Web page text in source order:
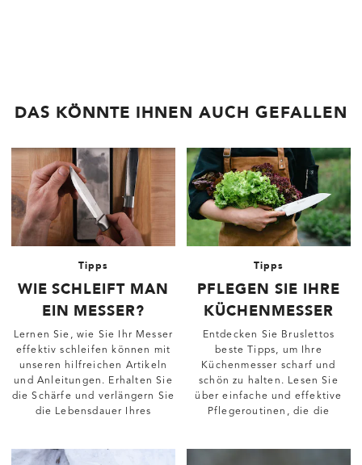
DAS KÖNNTE IHNEN AUCH GEFALLEN
Tipps
WIE SCHLEIFT MAN
EIN MESSER?
Lernen Sie, wie Sie Ihr Messer
effektiv schleifen können mit
unseren hilfreichen Artikeln
und Anleitungen. Erhalten Sie
die Schärfe und verlängern Sie
die Lebensdauer Ihres
Tipps
PFLEGEN SIE IHRE
KÜCHENMESSER
Entdecken Sie Bruslettos
beste Tipps, um Ihre
Küchenmesser scharf und
schön zu halten. Lesen Sie
über einfache und effektive
Pflegeroutinen, die die